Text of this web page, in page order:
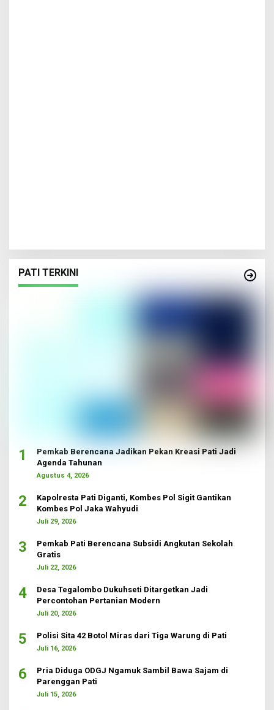
PATI TERKINI
1
Pemkab Berencana Jadikan Pekan Kreasi Pati Jadi
Agenda Tahunan
Agustus 4, 2026
2
Kapolresta Pati Diganti, Kombes Pol Sigit Gantikan
Kombes Pol Jaka Wahyudi
Juli 29, 2026
3
Pemkab Pati Berencana Subsidi Angkutan Sekolah
Gratis
Juli 22, 2026
4
Desa Tegalombo Dukuhseti Ditargetkan Jadi
Percontohan Pertanian Modern
Juli 20, 2026
5 Polisi Sita 42 Botol Miras dari Tiga Warung di Pati
Juli 16, 2026
6
Pria Diduga ODGJ Ngamuk Sambil Bawa Sajam di
Parenggan Pati
Juli 15, 2026